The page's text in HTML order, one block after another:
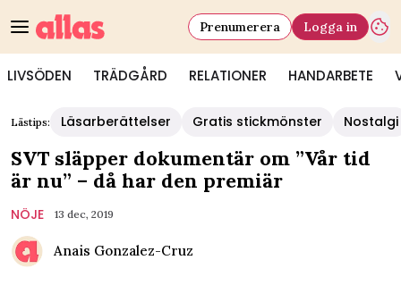
LIVSÖDEN TRÄDGÅRD RELATIONER HANDARBETE
Prenumerera Logga in
Lästips: Läsarberättelser Gratis stickmönster Nostalgi
SVT släpper dokumentär om ”Vår tid
är nu” – då har den premiär
NÖJE 13 dec, 2019
Anais Gonzalez-Cruz